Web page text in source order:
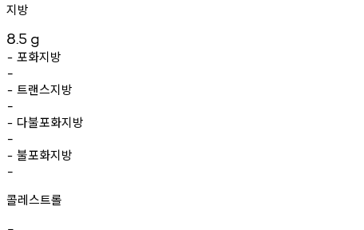
지방
8.5 g
- 포화지방
-
- 트랜스지방
-
- 다불포화지방
-
- 불포화지방
-
콜레스트롤